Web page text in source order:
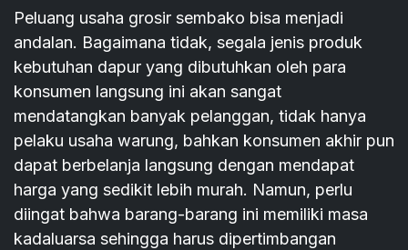
Peluang usaha grosir sembako bisa menjadi
andalan. Bagaimana tidak, segala jenis produk
kebutuhan dapur yang dibutuhkan oleh para
konsumen langsung ini akan sangat
mendatangkan banyak pelanggan, tidak hanya
pelaku usaha warung, bahkan konsumen akhir pun
dapat berbelanja langsung dengan mendapat
harga yang sedikit lebih murah. Namun, perlu
diingat bahwa barang-barang ini memiliki masa
kadaluarsa sehingga harus dipertimbangan